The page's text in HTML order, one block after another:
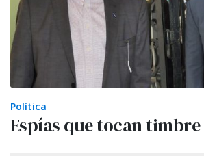
Política
Espías que tocan timbre